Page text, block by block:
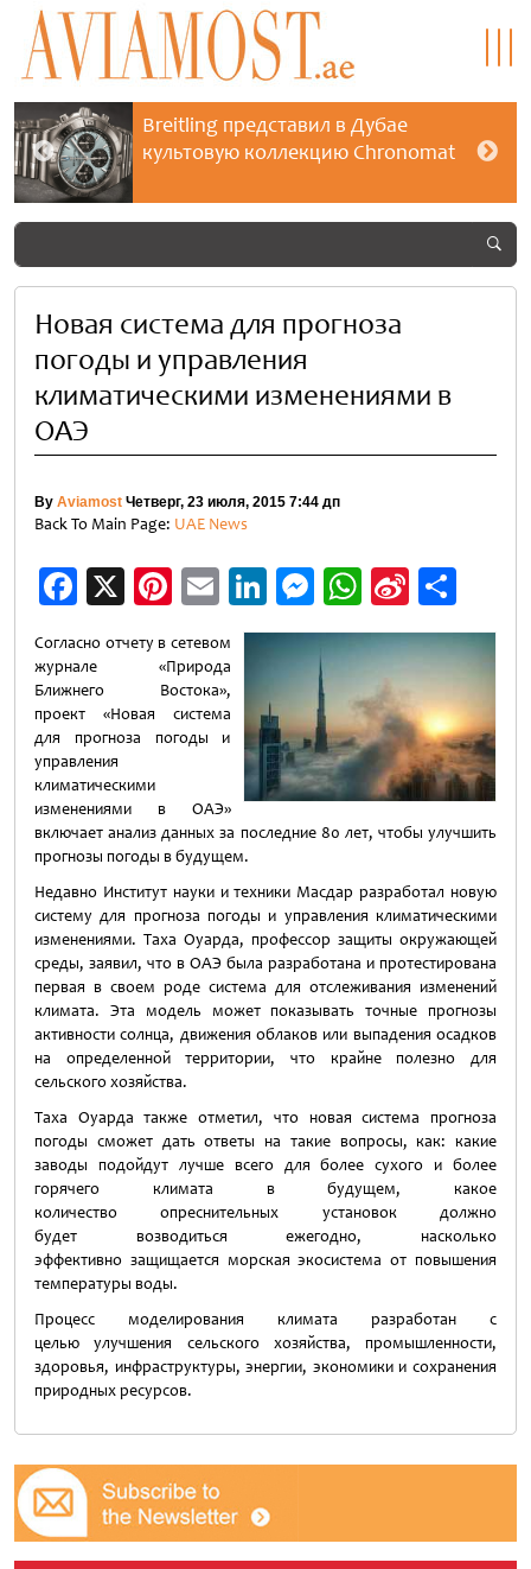
Breitling представил в Дубае
культовую коллекцию Chronomat
Новая система для прогноза
погоды и управления
климатическими изменениями в
ОАЭ
By Aviamost Четверг, 23 июля, 2015 7:44 дп
Back To Main Page: UAE News
Facebook
X Pinterest
EmailLinkedIn
Messenger
WhatsApp
Sina
Weibo
Согласно отчету в сетевом
журнале «Природа
Ближнего Востока»,
проект «Новая система
для прогноза погоды и
управления
климатическими
изменениями в ОАЭ»
включает анализ данных за последние 80 лет, чтобы улучшить
прогнозы погоды в будущем.
Недавно Институт науки и техники Масдар разработал новую
систему для прогноза погоды и управления климатическими
изменениями. Таха Оуарда, профессор защиты окружающей
среды, заявил, что в ОАЭ была разработана и протестирована
первая в своем роде система для отслеживания изменений
климата. Эта модель может показывать точные прогнозы
активности солнца, движения облаков или выпадения осадков
на определенной территории, что крайне полезно для
сельского хозяйства.
Таха Оуарда также отметил, что новая система прогноза
погоды сможет дать ответы на такие вопросы, как: какие
заводы подойдут лучше всего для более сухого и более
горячего климата в будущем, какое
количество опреснительных установок должно
будет возводиться ежегодно, насколько
эффективно защищается морская экосистема от повышения
температуры воды.
Процесс моделирования климата разработан с
целью улучшения сельского хозяйства, промышленности,
здоровья, инфраструктуры, энергии, экономики и сохранения
природных ресурсов.